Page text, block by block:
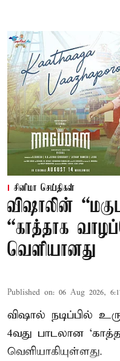
சினிமா செய்திகள்
விஷாலின்
“காத்தாக
வெளியானது
Published on: 06 Aug 2026,
விஷால் நடிப்பில்
4வது பாடலான
வெளியாகியுள்ளது.